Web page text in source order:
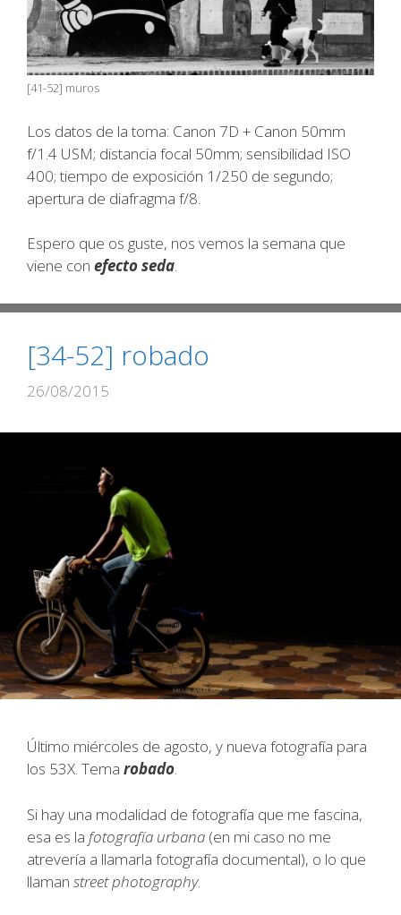
[41-52] muros
Los datos de la toma: Canon 7D + Canon 50mm
f/1.4 USM; distancia focal 50mm; sensibilidad ISO
400; tiempo de exposición 1/250 de segundo;
apertura de diafragma f/8.
Espero que os guste, nos vemos la semana que
viene con efecto seda.
[34-52] robado
26/08/2015
Último miércoles de agosto, y nueva fotografía para
los 53X. Tema robado.
Si hay una modalidad de fotografía que me fascina,
esa es la fotografía urbana (en mi caso no me
atrevería a llamarla fotografía documental), o lo que
llaman street photography.